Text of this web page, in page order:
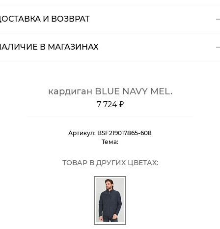
И ВОЗВРАТ
Самовывоз из пункта выдачи СДЭК
Самовывоз из наших магазинов
Курьерская доставка СДЭК
В МАГАЗИНАХ
кардиган BLUE NAVY MEL.
7 724 ₽
Артикул: BSF219017865-608
Тема:
ТОВАР В ДРУГИХ ЦВЕТАХ: